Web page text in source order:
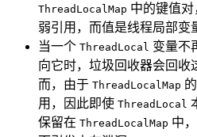
ThreadLocalMap 中的键值
弱引用，而值是线程局部变
当一个 ThreadLocal 变量不
向它时，垃圾回收器会回收
而，由于 ThreadLocalMap
用，因此即使 ThreadLocal
保留在 ThreadLocalMap 中